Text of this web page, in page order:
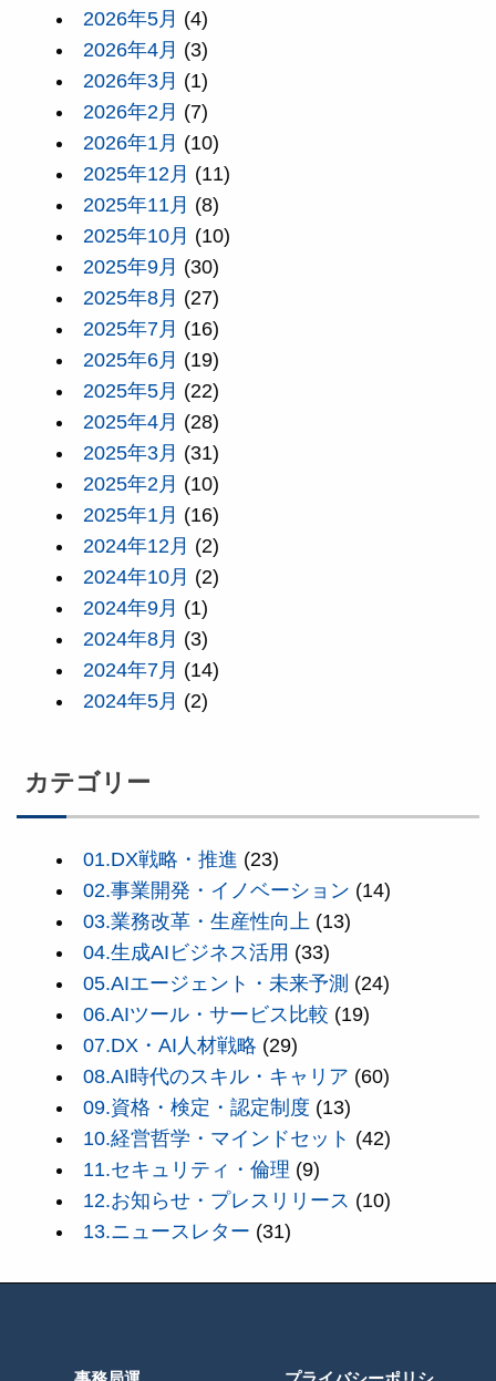
2026年5月 (4)
2026年4月 (3)
2026年3月 (1)
2026年2月 (7)
2026年1月 (10)
2025年12月 (11)
2025年11月 (8)
2025年10月 (10)
2025年9月 (30)
2025年8月 (27)
2025年7月 (16)
2025年6月 (19)
2025年5月 (22)
2025年4月 (28)
2025年3月 (31)
2025年2月 (10)
2025年1月 (16)
2024年12月 (2)
2024年10月 (2)
2024年9月 (1)
2024年8月 (3)
2024年7月 (14)
2024年5月 (2)
カテゴリー
01.DX戦略・推進 (23)
02.事業開発・イノベーション (14)
03.業務改革・生産性向上 (13)
04.生成AIビジネス活用 (33)
05.AIエージェント・未来予測 (24)
06.AIツール・サービス比較 (19)
07.DX・AI人材戦略 (29)
08.AI時代のスキル・キャリア (60)
09.資格・検定・認定制度 (13)
10.経営哲学・マインドセット (42)
11.セキュリティ・倫理 (9)
12.お知らせ・プレスリリース (10)
13.ニュースレター (31)